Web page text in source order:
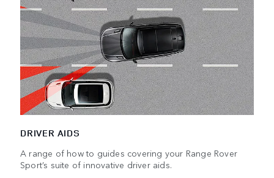
DRIVER AIDS
A range of how to guides covering your Range Rover
Sport’s suite of innovative driver aids.